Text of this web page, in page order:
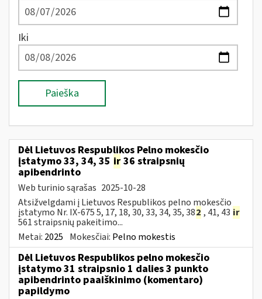
Iki
Paieška
Dėl Lietuvos Respublikos Pelno mokesčio
įstatymo 33, 34, 35 ir 36 straipsnių
apibendrinto
Web turinio sąrašas 2025-10-28
Atsižvelgdami į Lietuvos Respublikos pelno mokesčio
įstatymo Nr. IX-675 5, 17, 18, 30, 33, 34, 35, 382 , 41, 43 ir
561 straipsnių pakeitimo...
Metai: 2025 Mokesčiai: Pelno mokestis
Dėl Lietuvos Respublikos pelno mokesčio
įstatymo 31 straipsnio 1 dalies 3 punkto
apibendrinto paaiškinimo (komentaro)
papildymo